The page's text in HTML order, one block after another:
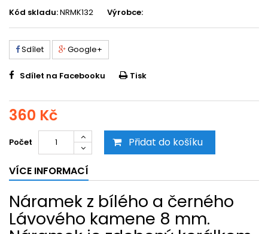
Kód skladu:NRMK132 Výrobce:
Sdílet Google+
Sdílet na Facebooku Tisk
360 Kč
Počet Přidat do košíku
VÍCE INFORMACÍ
Náramek z bílého a černého
Lávového kamene 8 mm.